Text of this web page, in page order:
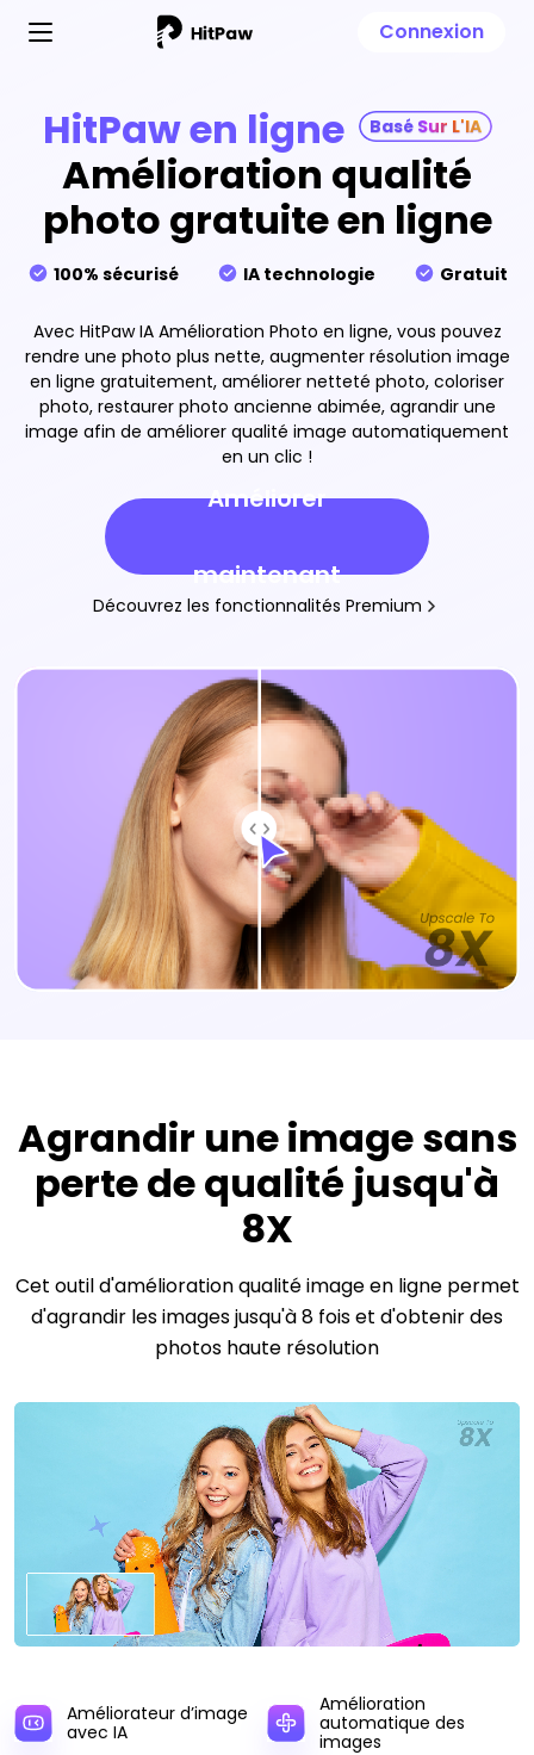
Connexion
HitPaw en ligne Basé Sur L'IA
Amélioration qualité
photo gratuite en ligne
100% sécurisé IA technologie Gratuit
Avec HitPaw IA Amélioration Photo en ligne, vous pouvez
rendre une photo plus nette, augmenter résolution image
en ligne gratuitement, améliorer netteté photo, coloriser
photo, restaurer photo ancienne abimée, agrandir une
image afin de améliorer qualité image automatiquement
en un clic !
Améliorer
maintenant
Découvrez les fonctionnalités Premium
Agrandir une image sans
perte de qualité jusqu'à
8X
Cet outil d'amélioration qualité image en ligne permet
d'agrandir les images jusqu'à 8 fois et d'obtenir des
photos haute résolution
Améliorateur d’image
avec IA
Amélioration
automatique des
images